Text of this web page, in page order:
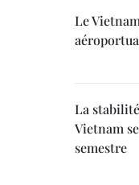
Le
La
Vietnam
semestre